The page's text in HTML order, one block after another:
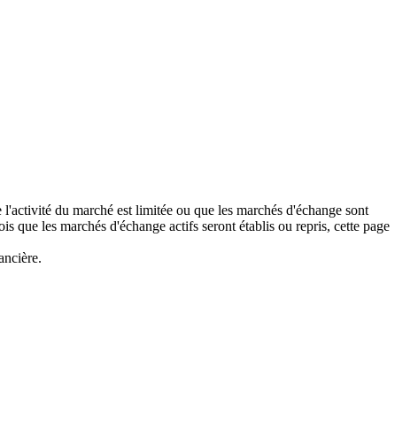
du marché est limitée ou que les marchés d'échange sont
que les marchés d'échange actifs seront établis ou repris, cette page